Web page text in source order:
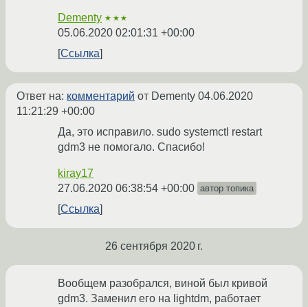
Dementy ★★★
05.06.2020 02:01:31 +00:00
Ссылка
Ответ на: комментарий от Dementy 04.06.2020
11:21:29 +00:00
Да, это исправило. sudo systemctl restart
gdm3 не помогало. Спасибо!
kiray17
27.06.2020 06:38:54 +00:00 автор топика
Ссылка
26 сентября 2020 г.
Вообщем разобрался, виной был кривой
gdm3. Заменил его на lightdm, работает